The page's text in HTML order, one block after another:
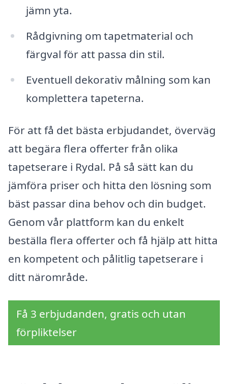
jämn yta.
Rådgivning om tapetmaterial och
färgval för att passa din stil.
Eventuell dekorativ målning som kan
komplettera tapeterna.
För att få det bästa erbjudandet, överväg
att begära flera offerter från olika
tapetserare i Rydal. På så sätt kan du
jämföra priser och hitta den lösning som
bäst passar dina behov och din budget.
Genom vår plattform kan du enkelt
beställa flera offerter och få hjälp att hitta
en kompetent och pålitlig tapetserare i
ditt närområde.
Få 3 erbjudanden, gratis och utan
förpliktelser